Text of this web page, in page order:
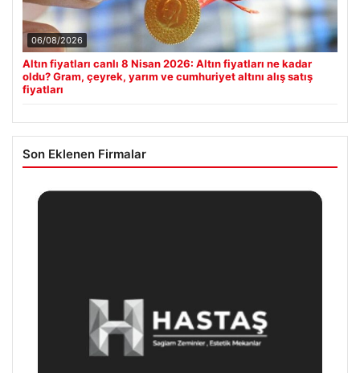
06/08/2026
Altın fiyatları canlı 8 Nisan 2026: Altın fiyatları ne kadar
oldu? Gram, çeyrek, yarım ve cumhuriyet altını alış satış
fiyatları
Son Eklenen Firmalar